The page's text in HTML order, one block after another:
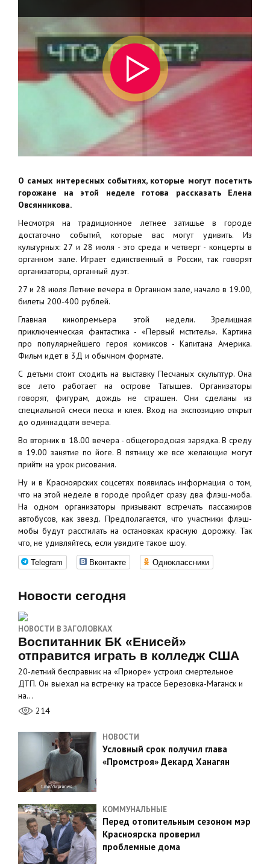
О самых интересных событиях, которые могут посетить
горожане на этой неделе готова рассказать Елена
Овсянникова.
Несмотря на традиционное летнее затишье в городе
достаточно событий, которые вас могут удивить. Из
культурных: 27 и 28 июля - это среда и четверг - концерты в
органном зале. Играет единственный в России, так говорят
организаторы, органный дуэт.
27 и 28 июля Летние вечера в Органном зале, начало в 19.00,
билеты 200-400 рублей.
Главная кинопремьера этой недели. Зрелищная
приключенческая фантастика - «Первый мститель». Картина
про популярнейшего героя комиксов - Капитана Америка.
Фильм идет в 3Д и обычном формате.
С детьми стоит сходить на выставку Песчаных скульптур. Она
все лето работает на острове Татышев. Организаторы
говорят, фигурам, дождь не страшен. Они сделаны из
специальной смеси песка и клея. Вход на экспозицию открыт
до одиннадцати вечера.
Во вторник в 18.00 вечера - общегородская зарядка. В среду
в 19.00 занятие по йоге. В пятницу же все желающие могут
прийти на урок рисования.
Ну и в Красноярских соцсетях появилась информация о том,
что на этой неделе в городе пройдет сразу два флэш-моба.
На одном организаторы призывают встречать пассажиров
автобусов, как звезд. Предполагается, что участники флэш-
мобы будут расстилать на остановках красную дорожку. Так
что, не удивляйтесь, если увидите такое шоу.
Telegram Вконтакте Одноклассники
Новости сегодня
НОВОСТИ В ЗАГОЛОВКАХ
Воспитанник БК «Енисей»
отправится играть в колледж США
20-летний бесправник на «Приоре» устроил смертельное
ДТП. Он выехал на встречку на трассе Березовка-Маганск и
на…
214
НОВОСТИ
Условный срок получил глава
«Промстроя» Декард Ханагян
КОММУНАЛЬНЫЕ
Перед отопительным сезоном мэр
Красноярска проверил
проблемные дома